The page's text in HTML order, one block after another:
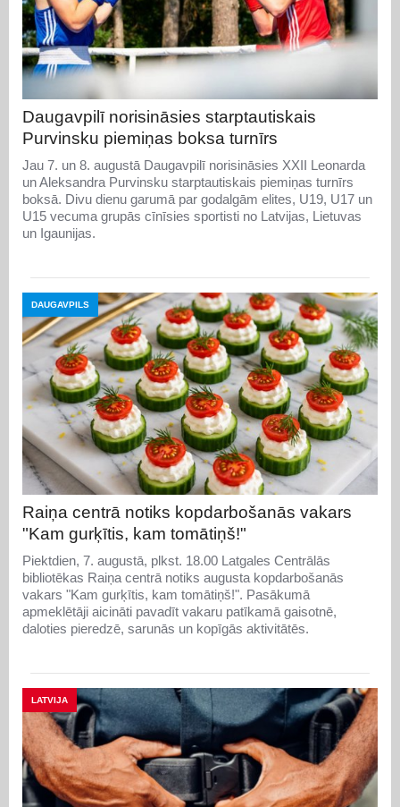
Daugavpilī norisināsies starptautiskais
Purvinsku piemiņas boksa turnīrs
Jau 7. un 8. augustā Daugavpilī norisināsies XXII Leonarda
un Aleksandra Purvinsku starptautiskais piemiņas turnīrs
boksā. Divu dienu garumā par godalgām elites, U19, U17 un
U15 vecuma grupās cīnīsies sportisti no Latvijas, Lietuvas
un Igaunijas.
DAUGAVPILS
Raiņa centrā notiks kopdarbošanās vakars
"Kam gurķītis, kam tomātiņš!"
Piektdien, 7. augustā, plkst. 18.00 Latgales Centrālās
bibliotēkas Raiņa centrā notiks augusta kopdarbošanās
vakars "Kam gurķītis, kam tomātiņš!". Pasākumā
apmeklētāji aicināti pavadīt vakaru patīkamā gaisotnē,
daloties pieredzē, sarunās un kopīgās aktivitātēs.
LATVIJA